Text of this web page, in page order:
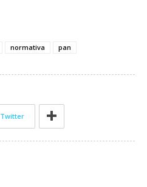
normativa pan
Twitter